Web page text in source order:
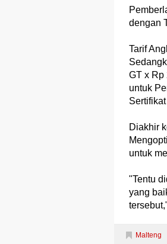
dengan
Tarif
GT x Rp
untuk
Diakhir
untuk
"Tentu
yang
Malteng